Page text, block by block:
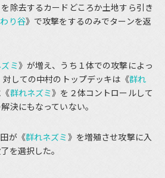
除去するカードどころか土地すら引き
り谷》で攻撃をするのみでターンを返
ミ》が増え、うち１体での攻撃によっ
しての中村のトップデッキは《群れ
群れネズミ》を２体コントロールして
決にもなっていない。
が《群れネズミ》を増殖させ攻撃に入
を選択した。